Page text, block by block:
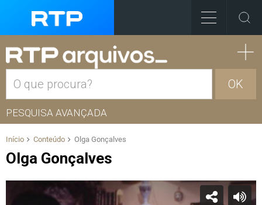
OK
PESQUISA AVANÇADA
Início Conteúdo Olga Gonçalves
Olga Gonçalves